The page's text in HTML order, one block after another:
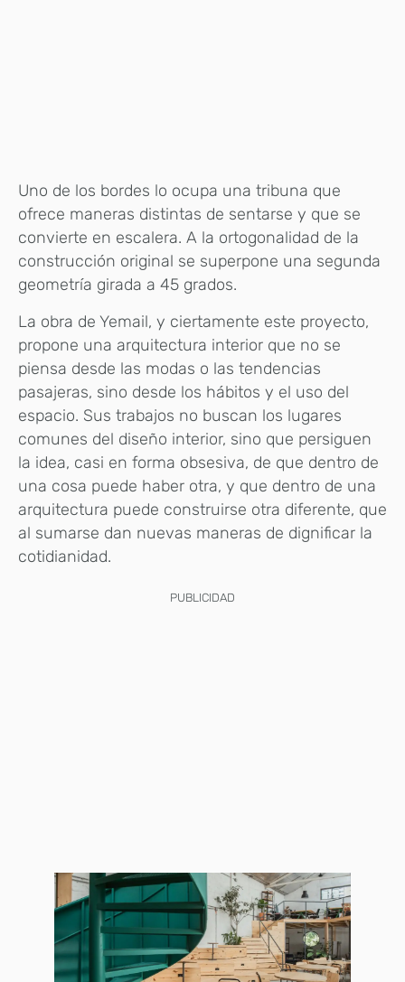
Uno de los bordes lo ocupa una tribuna que
ofrece maneras distintas de sentarse y que se
convierte en escalera. A la ortogonalidad de la
construcción original se superpone una segunda
geometría girada a 45 grados.
La obra de Yemail, y ciertamente este proyecto,
propone una arquitectura interior que no se
piensa desde las modas o las tendencias
pasajeras, sino desde los hábitos y el uso del
espacio. Sus trabajos no buscan los lugares
comunes del diseño interior, sino que persiguen
la idea, casi en forma obsesiva, de que dentro de
una cosa puede haber otra, y que dentro de una
arquitectura puede construirse otra diferente, que
al sumarse dan nuevas maneras de dignificar la
cotidianidad.
PUBLICIDAD